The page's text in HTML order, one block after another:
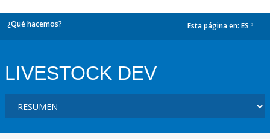
¿Qué hacemos? Esta página en: ES
LIVESTOCK DEV